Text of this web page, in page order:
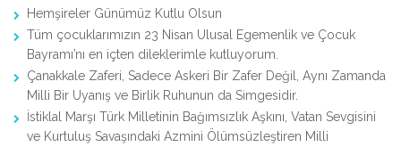
Hemşireler Günümüz Kutlu Olsun
Tüm çocuklarımızın 23 Nisan Ulusal Egemenlik ve Çocuk
Bayramı’nı en içten dileklerimle kutluyorum.
Çanakkale Zaferi, Sadece Askeri Bir Zafer Değil, Aynı Zamanda
Milli Bir Uyanış ve Birlik Ruhunun da Simgesidir.
İstiklal Marşı Türk Milletinin Bağımsızlık Aşkını, Vatan Sevgisini
ve Kurtuluş Savaşındaki Azmini Ölümsüzleştiren Milli